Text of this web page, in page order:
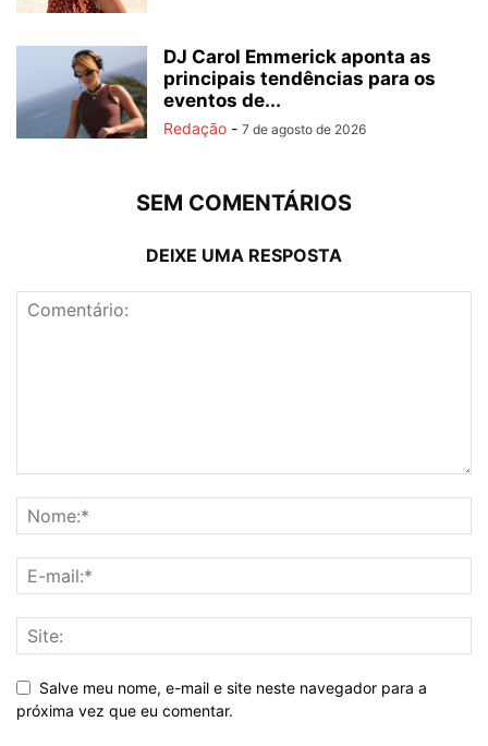
DJ Carol Emmerick aponta as
principais tendências para os
eventos de...
Redação - 7 de agosto de 2026
SEM COMENTÁRIOS
DEIXE UMA RESPOSTA
Salve meu nome, e-mail e site neste navegador para a
próxima vez que eu comentar.